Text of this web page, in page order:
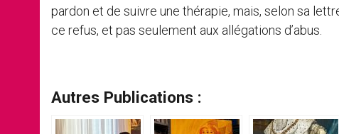
pardon et de suivre une thérapie, mais, selon sa
ce refus, et pas seulement aux allégations d’abus.
Autres Publications :